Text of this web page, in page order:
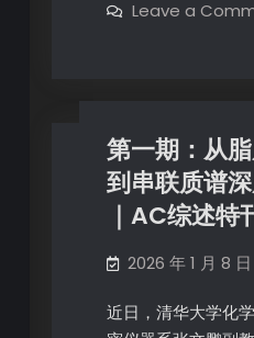
Leave a
第一期：从
到串联质谱
｜AC综述特
2026 年 1 月 8 日
近日，清华大学化